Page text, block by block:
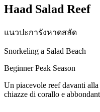
Haad Salad Reef
แนวปะการังหาดสลัด
Snorkeling a Salad Beach
BeginnerPeak Season
Un piacevole reef davanti
chiazze di corallo e